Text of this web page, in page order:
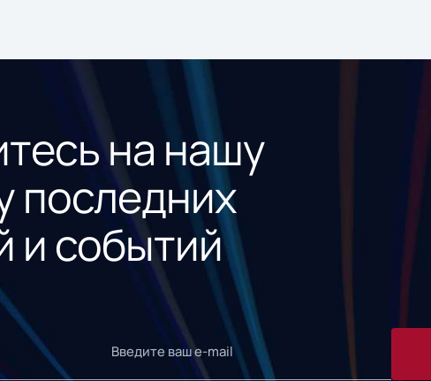
на нашу
последних
и событий